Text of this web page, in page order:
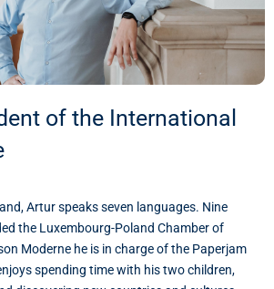
of the International
Artur speaks seven languages. Nine
the Luxembourg-Poland Chamber of
Moderne he is in charge of the Paperjam
spending time with his two children,